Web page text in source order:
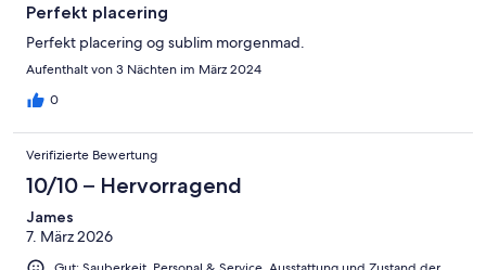
Perfekt placering
Perfekt placering og sublim morgenmad.
Aufenthalt von 3 Nächten im März 2024
0
Verifizierte Bewertung
10/10 – Hervorragend
James
7. März 2026